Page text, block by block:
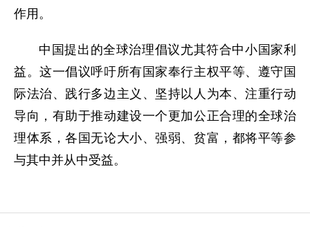
作用。
中国提出的全球治理倡议尤其符合中小国家利
益。这一倡议呼吁所有国家奉行主权平等、遵守国
际法治、践行多边主义、坚持以人为本、注重行动
导向，有助于推动建设一个更加公正合理的全球治
理体系，各国无论大小、强弱、贫富，都将平等参
与其中并从中受益。